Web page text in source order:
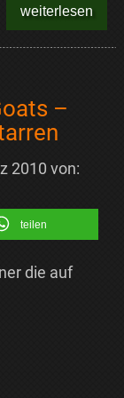
weiterlesen
–
2010 von:
teilen
die auf